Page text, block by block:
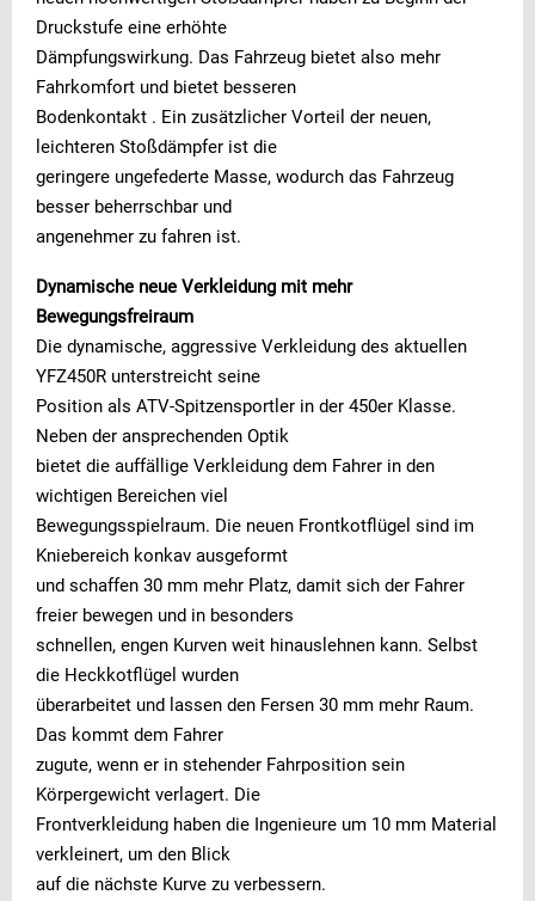
Druckstufe eine erhöhte
Dämpfungswirkung. Das Fahrzeug bietet also mehr
Fahrkomfort und bietet besseren
Bodenkontakt . Ein zusätzlicher Vorteil der neuen,
leichteren Stoßdämpfer ist die
geringere ungefederte Masse, wodurch das Fahrzeug
besser beherrschbar und
angenehmer zu fahren ist.
Dynamische neue Verkleidung mit mehr
Bewegungsfreiraum
Die dynamische, aggressive Verkleidung des aktuellen
YFZ450R unterstreicht seine
Position als ATV-Spitzensportler in der 450er Klasse.
Neben der ansprechenden Optik
bietet die auffällige Verkleidung dem Fahrer in den
wichtigen Bereichen viel
Bewegungsspielraum. Die neuen Frontkotflügel sind im
Kniebereich konkav ausgeformt
und schaffen 30 mm mehr Platz, damit sich der Fahrer
freier bewegen und in besonders
schnellen, engen Kurven weit hinauslehnen kann. Selbst
die Heckkotflügel wurden
überarbeitet und lassen den Fersen 30 mm mehr Raum.
Das kommt dem Fahrer
zugute, wenn er in stehender Fahrposition sein
Körpergewicht verlagert. Die
Frontverkleidung haben die Ingenieure um 10 mm Material
verkleinert, um den Blick
auf die nächste Kurve zu verbessern.